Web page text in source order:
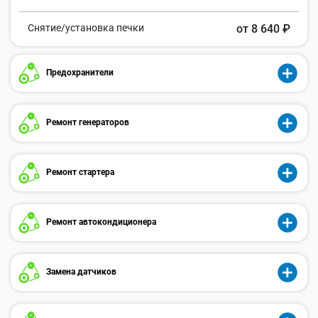
Снятие/установка печки от 8 640 ₽
Предохранители
Ремонт генераторов
Ремонт стартера
Ремонт автокондиционера
Замена датчиков